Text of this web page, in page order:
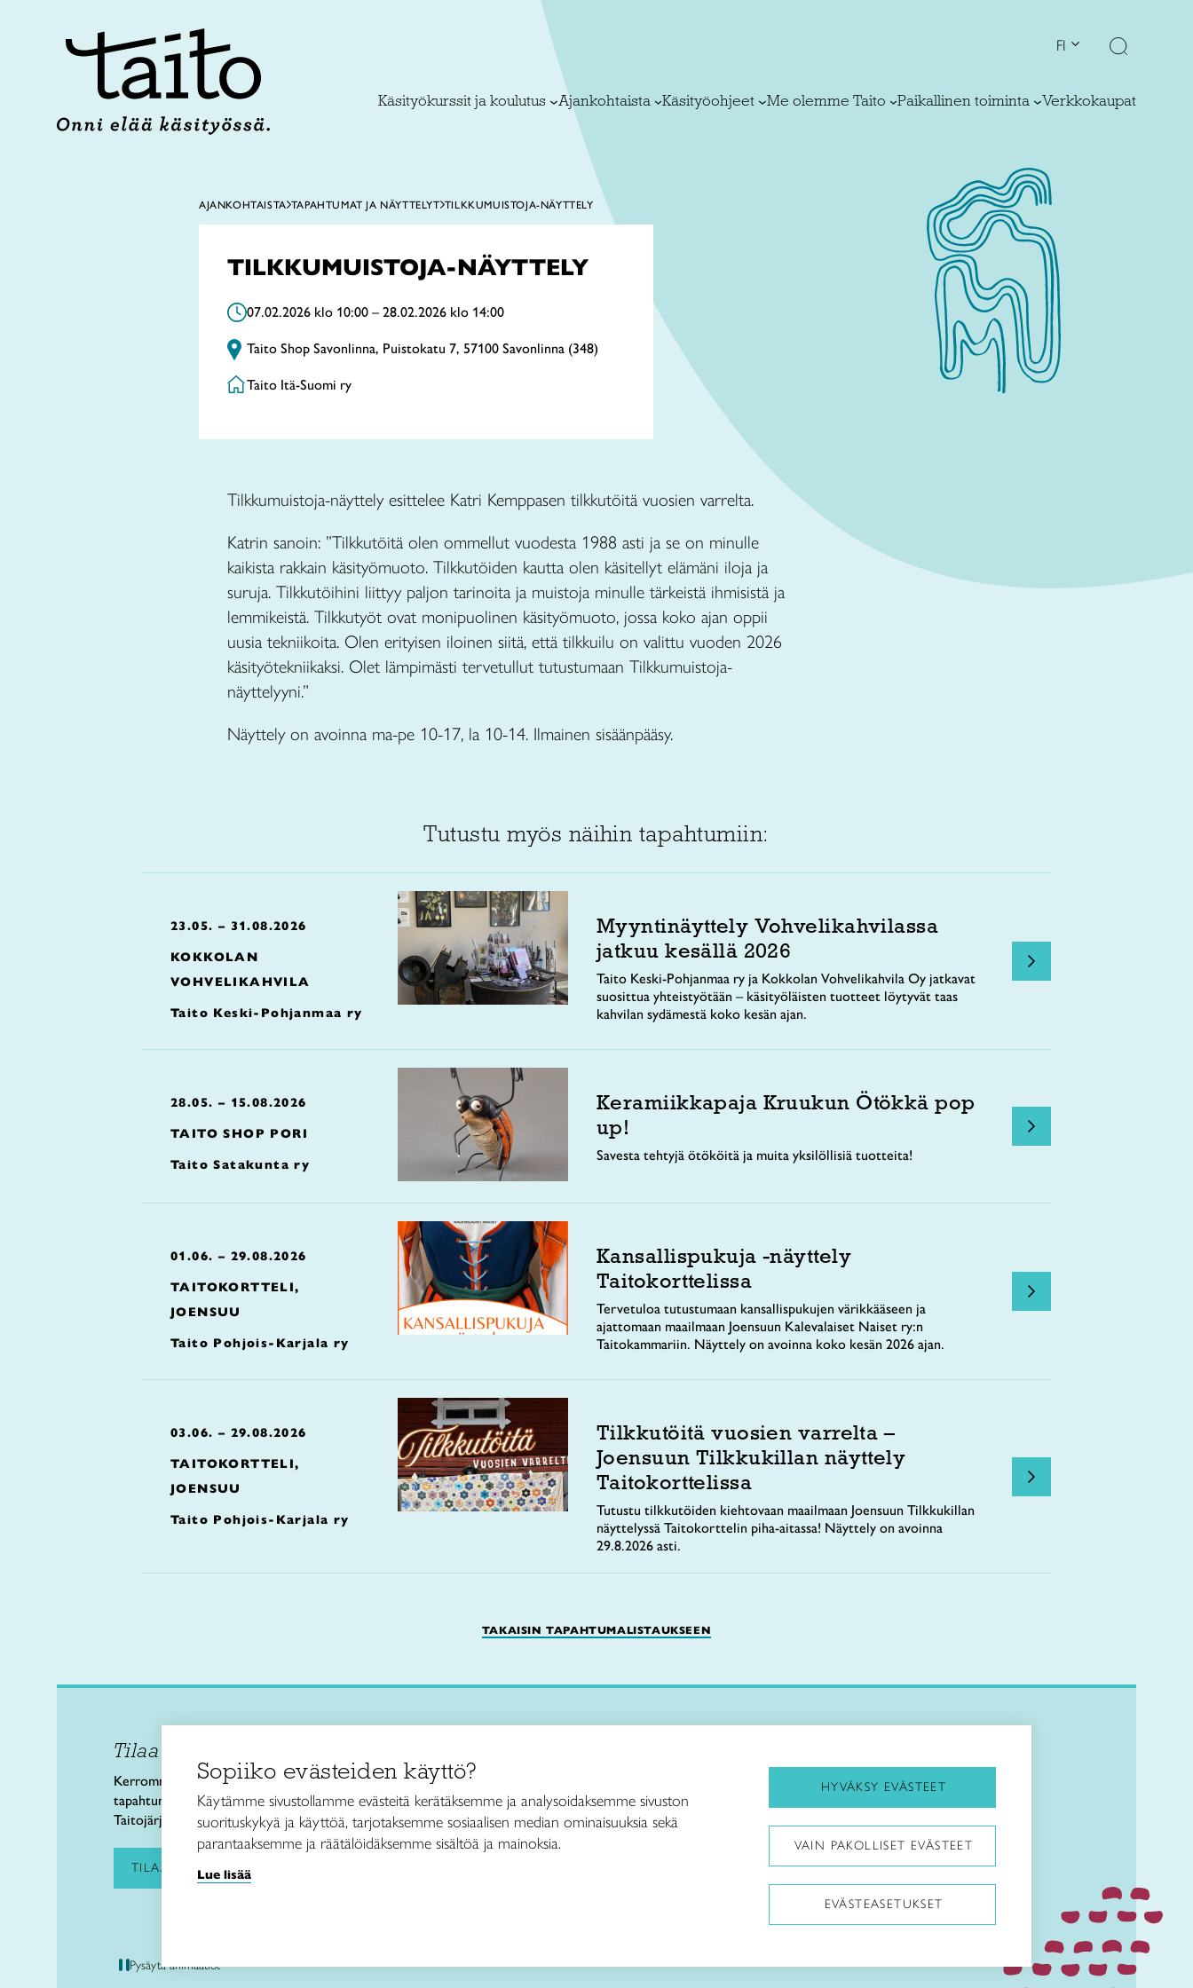
FI
Käsityökurssit ja koulutus Ajankohtaista Käsityöohjeet Me olemme Taito Paikallinen toiminta Verkkokaupat
AJANKOHTAISTA TAPAHTUMAT JA NÄYTTELYT TILKKUMUISTOJA-NÄYTTELY
TILKKUMUISTOJA-NÄYTTELY
07.02.2026 klo 10:00 – 28.02.2026 klo 14:00
Taito Shop Savonlinna, Puistokatu 7, 57100 Savonlinna (348)
Taito Itä-Suomi ry
Tilkkumuistoja-näyttely esittelee Katri Kemppasen tilkkutöitä vuosien varrelta.
Katrin sanoin: ”Tilkkutöitä olen ommellut vuodesta 1988 asti ja se on minulle
kaikista rakkain käsityömuoto. Tilkkutöiden kautta olen käsitellyt elämäni iloja ja
suruja. Tilkkutöihini liittyy paljon tarinoita ja muistoja minulle tärkeistä ihmisistä ja
lemmikeistä. Tilkkutyöt ovat monipuolinen käsityömuoto, jossa koko ajan oppii
uusia tekniikoita. Olen erityisen iloinen siitä, että tilkkuilu on valittu vuoden 2026
käsityötekniikaksi. Olet lämpimästi tervetullut tutustumaan Tilkkumuistoja-
näyttelyyni.”
Näyttely on avoinna ma-pe 10-17, la 10-14. Ilmainen sisäänpääsy.
Tutustu myös näihin tapahtumiin:
23.05. – 31.08.2026
KOKKOLAN
VOHVELIKAHVILA
Taito Keski-Pohjanmaa ry
Myyntinäyttely Vohvelikahvilassa
jatkuu kesällä 2026
Taito Keski-Pohjanmaa ry ja Kokkolan Vohvelikahvila Oy jatkavat
suosittua yhteistyötään – käsityöläisten tuotteet löytyvät taas
kahvilan sydämestä koko kesän ajan.
28.05. – 15.08.2026
TAITO SHOP PORI
Taito Satakunta ry
Keramiikkapaja Kruukun Ötökkä pop
up!
Savesta tehtyjä ötököitä ja muita yksilöllisiä tuotteita!
01.06. – 29.08.2026
TAITOKORTTELI,
JOENSUU
Taito Pohjois-Karjala ry
Kansallispukuja -näyttely
Taitokorttelissa
Tervetuloa tutustumaan kansallispukujen värikkääseen ja
ajattomaan maailmaan Joensuun Kalevalaiset Naiset ry:n
Taitokammariin. Näyttely on avoinna koko kesän 2026 ajan.
03.06. – 29.08.2026
TAITOKORTTELI,
JOENSUU
Taito Pohjois-Karjala ry
Tilkkutöitä vuosien varrelta –
Joensuun Tilkkukillan näyttely
Taitokorttelissa
Tutustu tilkkutöiden kiehtovaan maailmaan Joensuun Tilkkukillan
näyttelyssä Taitokorttelin piha-aitassa! Näyttely on avoinna
29.8.2026 asti.
TAKAISIN TAPAHTUMALISTAUKSEEN
Tilaa uutiskirje
Kerromme käsityön valtakunnallisista
tapahtumista ja uutisista sekä
Taitojärjestön toiminnasta.
TILAA UUTISKIRJE
Pysäytä animaatiot
Käsi- ja taideteollisuusliitto Taito ry
Kalevankatu 61
00180 Helsinki
puh. 040 7525 160
Käsityöohjeet
Me olemme Taito
Kirjaudu Taitocampukseen
Taitoliitto:
Taito-lehti:
Sopiiko evästeiden käyttö?
Käytämme sivustollamme evästeitä kerätäksemme ja analysoidaksemme sivuston
suorituskykyä ja käyttöä, tarjotaksemme sosiaalisen median ominaisuuksia sekä
parantaaksemme ja räätälöidäksemme sisältöä ja mainoksia.
Lue lisää
HYVÄKSY EVÄSTEET
VAIN PAKOLLISET EVÄSTEET
EVÄSTEASETUKSET